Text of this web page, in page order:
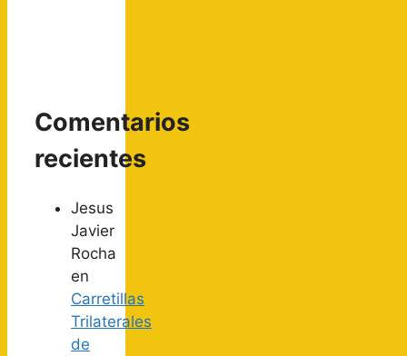
Comentarios
recientes
Jesus
Javier
Rocha
en
Carretillas
Trilaterales
de